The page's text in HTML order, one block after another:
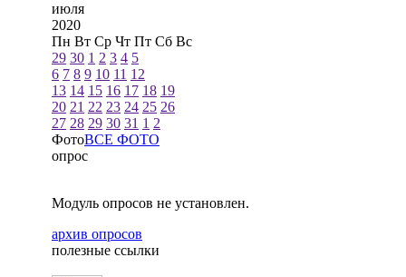
июля
2020
Пн Вт Ср Чт Пт Сб Вс
29 30 1 2 3 4 5
6 7 8 9 10 11 12
13 14 15 16 17 18 19
20 21 22 23 24 25 26
27 28 29 30 31 1 2
ФотоВСЕ ФОТО
опрос
Модуль опросов не установлен.
архив опросов
полезные ссылки